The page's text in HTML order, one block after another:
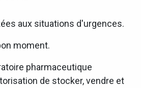
aux situations d'urgences.
moment.
pharmaceutique
de stocker, vendre et